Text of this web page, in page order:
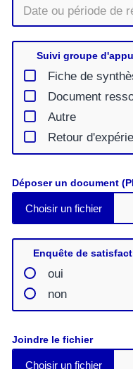
Suivi groupe
Fiche de
Document
Autre
Retour
Déposer un document
Enquête de
oui
non
Joindre le fichier